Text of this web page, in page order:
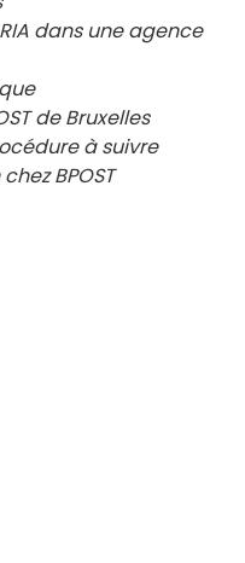
dans une agence
deBruxelles
à suivre
BPOST